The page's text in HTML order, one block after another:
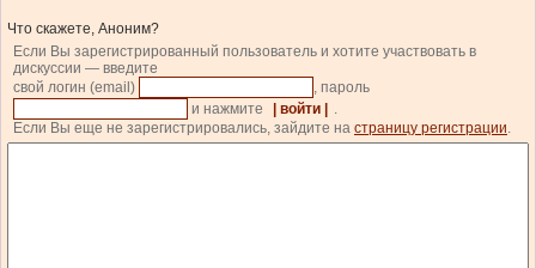
Что скажете, Аноним?
Если Вы зарегистрированный пользователь и хотите участвовать в
дискуссии — введите
свой логин (email)
, пароль
и нажмите
| войти |
.
Если Вы еще не зарегистрировались, зайдите на страницу регистрации.